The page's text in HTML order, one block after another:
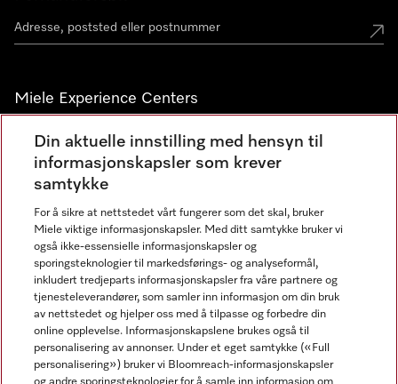
Miele Experience Centers
Miele Experience Center Nesbru
Miele Outlet Nesbru
Nyhetsbrev
Din aktuelle innstilling med hensyn til
informasjonskapsler som krever
samtykke
For å sikre at nettstedet vårt fungerer som det skal, bruker
Miele viktige informasjonskapsler. Med ditt samtykke bruker vi
også ikke-essensielle informasjonskapsler og
sporingsteknologier til markedsførings- og analyseformål,
inkludert tredjeparts informasjonskapsler fra våre partnere og
tjenesteleverandører, som samler inn informasjon om din bruk
av nettstedet og hjelper oss med å tilpasse og forbedre din
online opplevelse. Informasjonskapslene brukes også til
personalisering av annonser. Under et eget samtykke («Full
personalisering») bruker vi Bloomreach-informasjonskapsler